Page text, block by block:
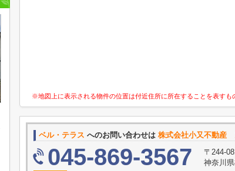
※地図上に表示される物件の位置は付近住所に所在することを表すも
ベル・テラス へのお問い合わせは 株式会社小又不動産
045-869-3567
〒244-
神奈川